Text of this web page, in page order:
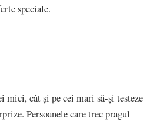
speciale.
mici, cât și pe cei mari să-și testeze
Persoanele care trec pragul